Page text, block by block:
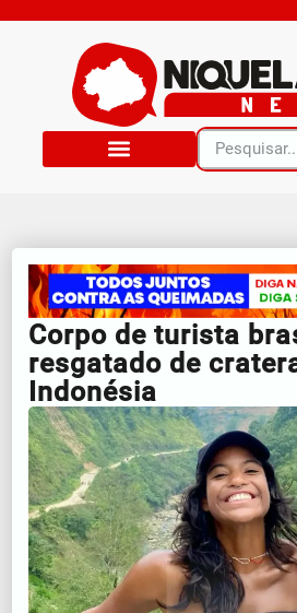
Corpo de turista
resgatado de
Indonésia